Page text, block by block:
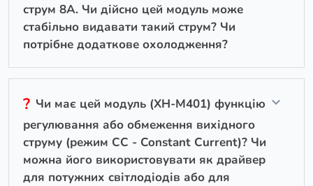
струм 8А. Чи дійсно цей модуль може
стабільно видавати такий струм? Чи
потрібне додаткове охолодження?
? Чи має цей модуль (XH-M401) функцію
регулювання або обмеження вихідного
струму (режим CC - Constant Current)? Чи
можна його використовувати як драйвер
для потужних світлодіодів або для